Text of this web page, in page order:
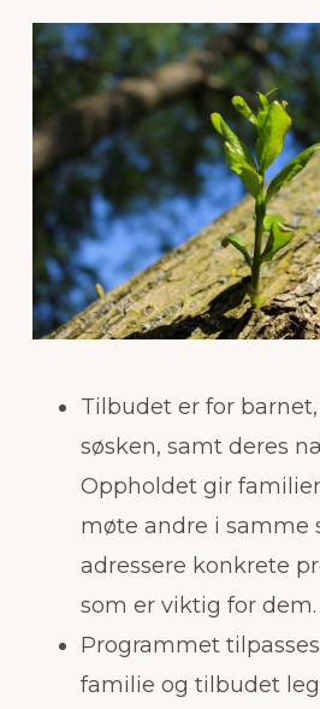
Tilbudet er for
søsken, samt deres
Oppholdet gir
møte andre i samme
adressere konkrete
som er viktig for dem.
Programmet
familie og tilbudet